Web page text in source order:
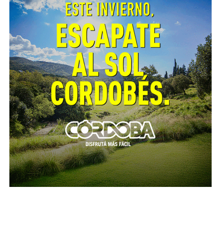
Ayer a la hora 17:00, en calle General Miguel de
Artigas al 65 de barrio Alberdi
, tras un patrullaje
preventivo, personal policial logró la aprehensión de
un adolescente de 17 años. Él, momentos antes
habría sustraído una motocicleta marca Honda CG
150cc estacionada en la vía pública. En el
procedimiento se recuperó el rodado mencionado,
además se le secuestró una tijera corta perno. El
detenido fue trasladado a sede policial a disposición
de la justicia.
Esta madrugada, en Córdoba a la hora 1:42 en el
Puente Antártida del centro de la ciudad,
personal policial controló y aprehendió a un joven
22 años, quien se conducía en un automóvil marca
Ford Focus. En el procedimiento se secuestró el